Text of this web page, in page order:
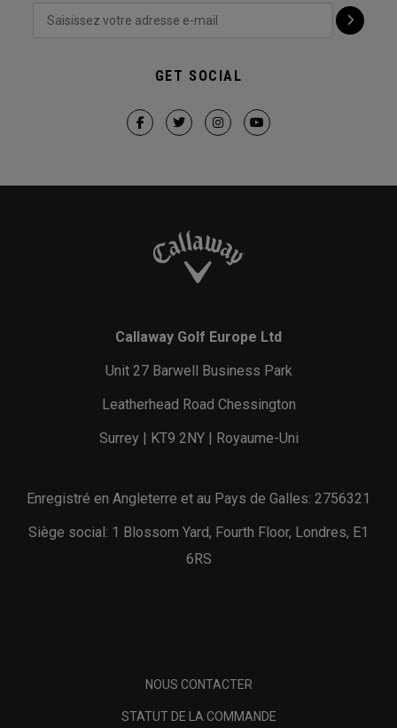
GET SOCIAL
Callaway Golf Europe Ltd
Unit 27 Barwell Business Park
Leatherhead Road Chessington
Surrey | KT9 2NY | Royaume-Uni
Enregistré en Angleterre et au Pays de Galles: 2756321
Siège social: 1 Blossom Yard, Fourth Floor, Londres, E1
6RS
NOUS CONTACTER
STATUT DE LA COMMANDE